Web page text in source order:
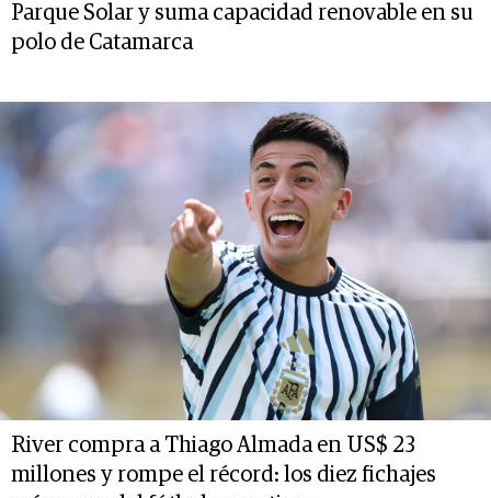
Parque Solar y suma capacidad renovable en su
polo de Catamarca
River compra a Thiago Almada en US$ 23
millones y rompe el récord: los diez fichajes